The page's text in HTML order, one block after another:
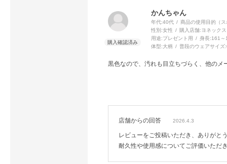
かんちゃん
年代:40代 商品の使用目的（
性別:女性 購入店舗: ヨネック
用途:プレゼント用 身長:161～
体型:大柄 普段のウェアサイズ:
黒色なので、汚れも目立ちづらく、他のメ
店舗からの回答 2026.4.3
レビューをご投稿いただき、ありがと
耐久性や使用感についてご評価いただ